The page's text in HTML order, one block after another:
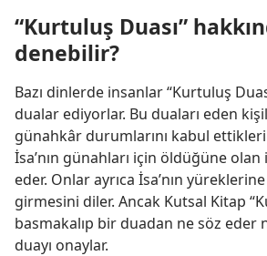
“Kurtuluş Duası”
denebilir?
Bazı dinlerde insanlar “Kurtuluş
dualar ediyorlar. Bu duaları eden
günahkâr durumlarını kabul
İsa’nın günahları için öldüğüne olan
eder. Onlar ayrıca İsa’nın
girmesini diler. Ancak Kutsal Kitap
basmakalıp bir duadan ne söz eder
duayı onaylar.